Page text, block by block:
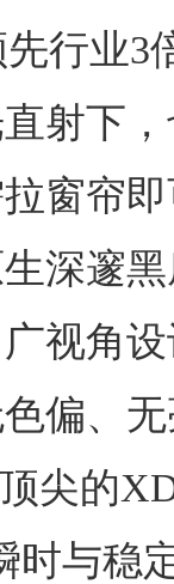
行业3
射下
窗帘
深邃
视角
偏、
尖的
时与稳